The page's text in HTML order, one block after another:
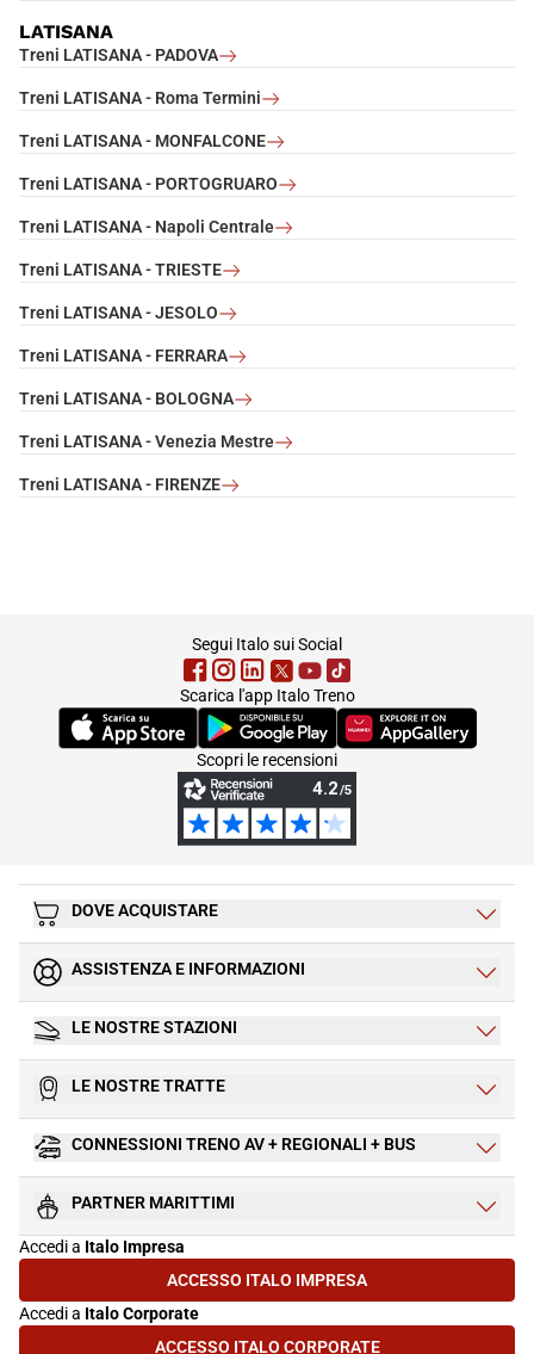
LATISANA
Treni LATISANA - PADOVA
Treni LATISANA - Roma Termini
Treni LATISANA - MONFALCONE
Treni LATISANA - PORTOGRUARO
Treni LATISANA - Napoli Centrale
Treni LATISANA - TRIESTE
Treni LATISANA - JESOLO
Treni LATISANA - FERRARA
Treni LATISANA - BOLOGNA
Treni LATISANA - Venezia Mestre
Treni LATISANA - FIRENZE
Segui Italo sui Social
Scarica l'app Italo Treno
(Si apre in una nuova scheda)(Si apre in una nuova scheda)
(Si apre in una nuova
Scopri le recensioni
DOVE ACQUISTARE
ASSISTENZA E INFORMAZIONI
LE NOSTRE STAZIONI
LE NOSTRE TRATTE
CONNESSIONI TRENO AV + REGIONALI + BUS
PARTNER MARITTIMI
Accedi a Italo Impresa
ACCESSO ITALO IMPRESA(SI APRE IN UNA NUOVA SCHEDA)
Accedi a Italo Corporate
ACCESSO ITALO CORPORATE